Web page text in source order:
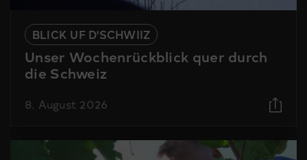
BLICK UF D'SCHWIIZ
Unser Wochenrückblick quer durch
die Schweiz
8. August 2026